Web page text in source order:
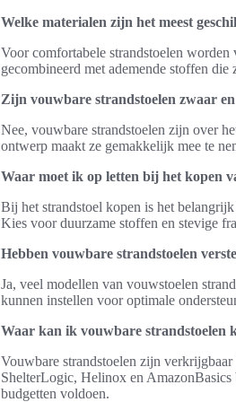
Welke materialen zijn het meest
Voor comfortabele strandstoelen
gecombineerd met ademende stoffen
Zijn vouwbare strandstoelen zwaar
Nee, vouwbare strandstoelen zijn over
ontwerp maakt ze gemakkelijk mee te
Waar moet ik op letten bij het kopen
Bij het strandstoel kopen is het
Kies voor duurzame stoffen en stevige
Hebben vouwbare strandstoelen
Ja, veel modellen van vouwstoelen
kunnen instellen voor optimale
Waar kan ik vouwbare strandstoelen
Vouwbare strandstoelen zijn
ShelterLogic, Helinox en AmazonBasics
budgetten voldoen.